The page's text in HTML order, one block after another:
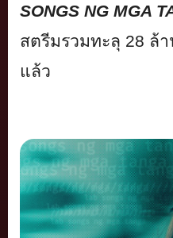
SONGS NG MGA
สตรีมรวมทะลุ 28 ล้า
แล้ว